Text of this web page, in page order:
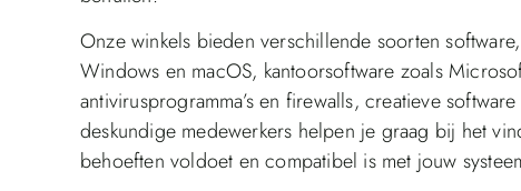
Onze winkels bieden verschillende soorten
Windows en macOS, kantoorsoftware zoals
antivirusprogramma’s en firewalls, creatieve
deskundige medewerkers helpen je graag bij het
behoeften voldoet en compatibel is met jouw